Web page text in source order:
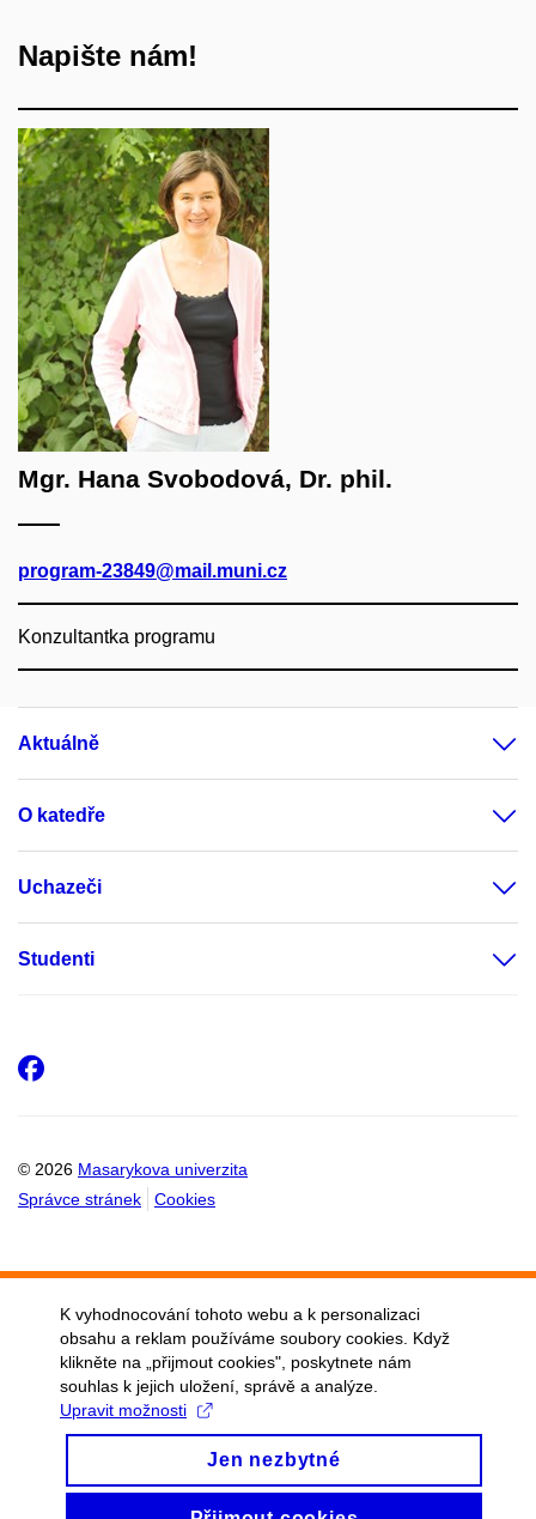
Napište nám!
Mgr. Hana Svobodová, Dr. phil.
program-23849@mail.muni.cz
Konzultantka programu
Aktuálně
O katedře
Uchazeči
Studenti
© 2026 Masarykova univerzita
Správce stránek
Cookies
Facebook
K vyhodnocování tohoto webu a k personalizaci
obsahu a reklam používáme soubory cookies. Když
klikněte na „přijmout cookies", poskytnete nám
souhlas k jejich uložení, správě a analýze.
Upravit možnosti
Jen nezbytné